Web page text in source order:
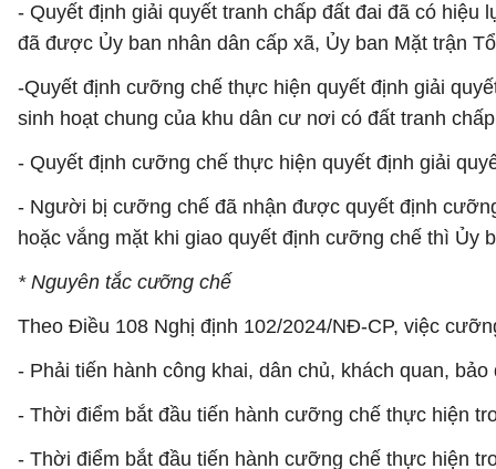
- Quyết định giải quyết tranh chấp đất đai đã có hiệu
đã được Ủy ban nhân dân cấp xã, Ủy ban Mặt trận
-Quyết định cưỡng chế thực hiện quyết định giải
sinh hoạt chung của khu dân cư nơi có đất tranh
- Quyết định cưỡng chế thực hiện quyết định giải
- Người bị cưỡng chế đã nhận được quyết định
hoặc vắng mặt khi giao quyết định cưỡng chế thì Ủy
* Nguyên tắc cưỡng chế
Theo Điều 108 Nghị định 102/2024/NĐ-CP, việc
- Phải tiến hành công khai, dân chủ, khách quan,
- Thời điểm bắt đầu tiến hành cưỡng chế thực hiện
- Thời điểm bắt đầu tiến hành cưỡng chế thực hiện